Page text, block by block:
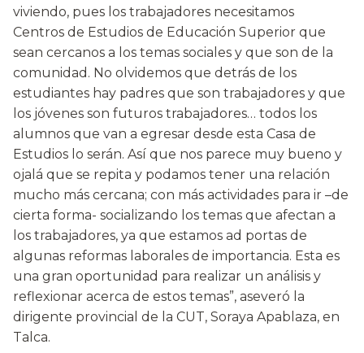
viviendo, pues los trabajadores necesitamos
Centros de Estudios de Educación Superior que
sean cercanos a los temas sociales y que son de la
comunidad. No olvidemos que detrás de los
estudiantes hay padres que son trabajadores y que
los jóvenes son futuros trabajadores… todos los
alumnos que van a egresar desde esta Casa de
Estudios lo serán. Así que nos parece muy bueno y
ojalá que se repita y podamos tener una relación
mucho más cercana; con más actividades para ir –de
cierta forma- socializando los temas que afectan a
los trabajadores, ya que estamos ad portas de
algunas reformas laborales de importancia. Esta es
una gran oportunidad para realizar un análisis y
reflexionar acerca de estos temas”, aseveró la
dirigente provincial de la CUT, Soraya Apablaza, en
Talca.